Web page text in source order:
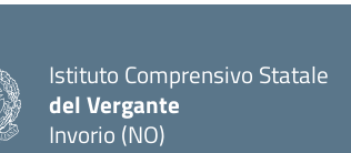
Istituto Comprensivo Statale
del Vergante
Invorio (NO)